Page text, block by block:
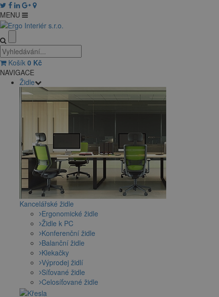
MENU
Košík 0 Kč
NAVIGACE
Židle
Kancelářské židle
Ergonomické židle
Židle k PC
Konferenční židle
Balanční židle
Klekačky
Výprodej židlí
Síťované židle
Celosíťované židle